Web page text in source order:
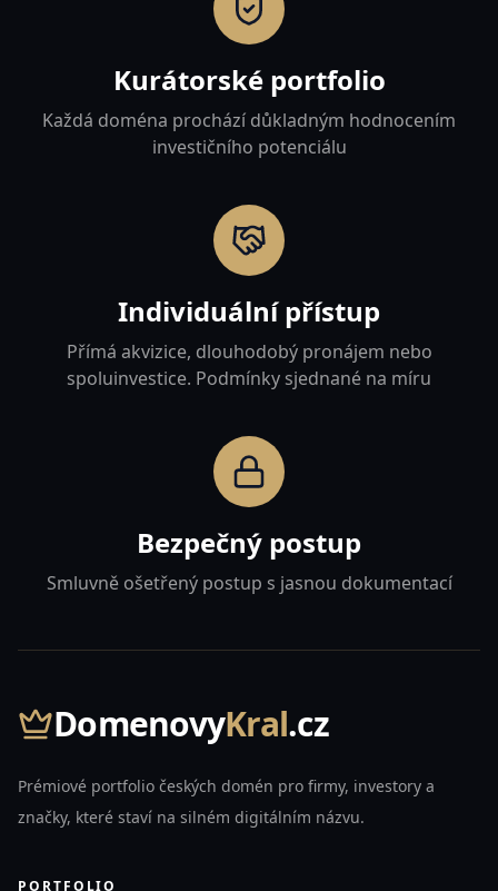
Kurátorské portfolio
Každá doména prochází důkladným hodnocením
investičního potenciálu
Individuální přístup
Přímá akvizice, dlouhodobý pronájem nebo
spoluinvestice. Podmínky sjednané na míru
Bezpečný postup
Smluvně ošetřený postup s jasnou dokumentací
DomenovyKral.cz
Prémiové portfolio českých domén pro firmy, investory a
značky, které staví na silném digitálním názvu.
PORTFOLIO